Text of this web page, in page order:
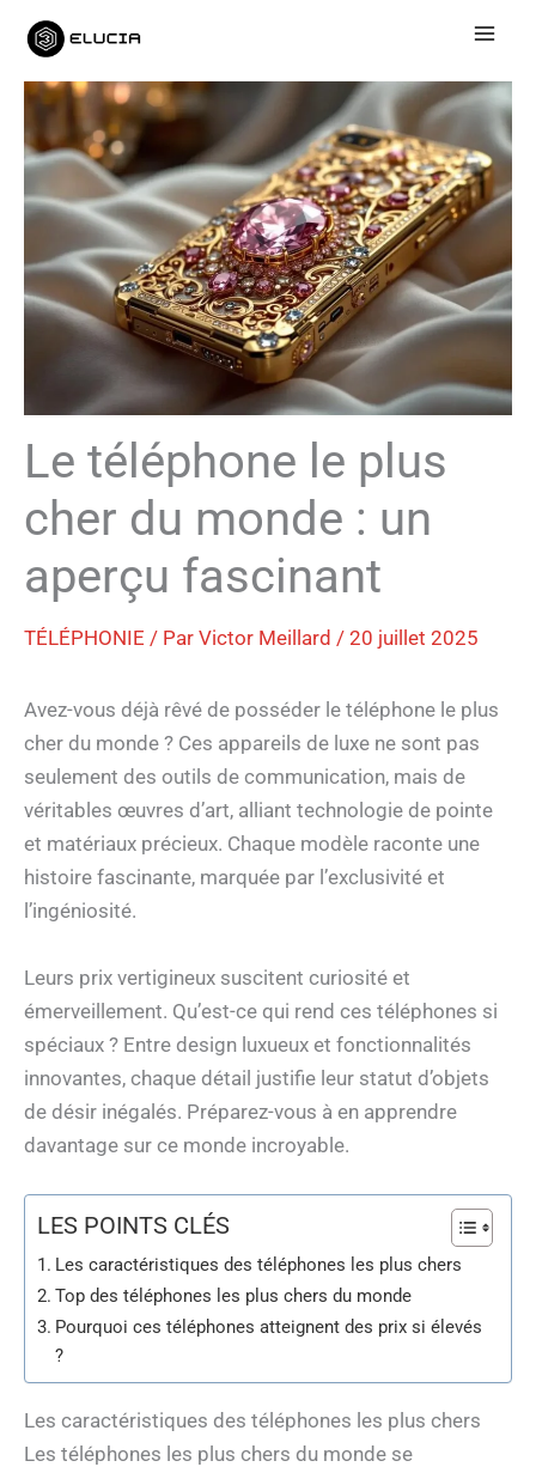
Aller
contenu
Le téléphone le plus
cher du monde : un
aperçu fascinant
TÉLÉPHONIE / Par Victor Meillard / 20 juillet 2025
Avez-vous déjà rêvé de posséder le téléphone le plus
cher du monde ? Ces appareils de luxe ne sont pas
seulement des outils de communication, mais de
véritables œuvres d’art, alliant technologie de pointe
et matériaux précieux. Chaque modèle raconte une
histoire fascinante, marquée par l’exclusivité et
l’ingéniosité.
Leurs prix vertigineux suscitent curiosité et
émerveillement. Qu’est-ce qui rend ces téléphones si
spéciaux ? Entre design luxueux et fonctionnalités
innovantes, chaque détail justifie leur statut d’objets
de désir inégalés. Préparez-vous à en apprendre
davantage sur ce monde incroyable.
LES POINTS CLÉS
Les caractéristiques des téléphones les plus chers
Top des téléphones les plus chers du monde
Pourquoi ces téléphones atteignent des prix si élevés
?
Les caractéristiques des téléphones les plus chers
Les téléphones les plus chers du monde se